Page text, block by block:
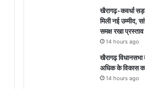
खैरागढ़-कवर्धा
मिली नई उम्मीद,
समक्ष रखा प्रस्ताव
14 hours ago
खैरागढ़
अधिक के विकास
14 hours ago